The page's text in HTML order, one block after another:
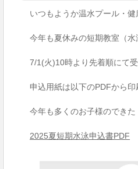
いつもようか温水プール・
今年も夏休みの短期教室（水
7/1(火)10時より先着順にて受
申込用紙は以下のPDFから
今年も多くのお子様のできた
2025夏短期水泳申込書PDF